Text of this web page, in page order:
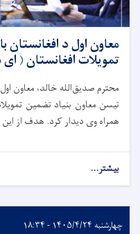
معاون اول د
تمویلات افغانستان (
محترم صدیق‌الله خالد، معاون
تیسن معاون بنیاد تضمین
همراه وی دیدار کرد. هدف از
بیشتر...
چهارشنبه ۱۴۰۵/۴/۲۴ - ۱۸:۳۴